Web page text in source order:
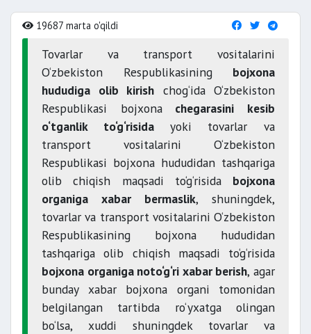
19687 marta o'qildi
Tovarlar va transport vositalarini
O‘zbekiston Respublikasining bojxona
hududiga olib kirish chog‘ida O‘zbekiston
Respublikasi bojxonachegarasini kesib
o‘tganlik to‘g‘risida yoki tovarlar va
transport vositalarini O‘zbekiston
Respublikasi bojxona hududidan tashqariga
olib chiqish maqsadi to‘g‘risida bojxona
organiga xabar bermaslik, shuningdek,
tovarlar va transport vositalarini O‘zbekiston
Respublikasining bojxona hududidan
tashqariga olib chiqish maqsadi to‘g‘risida
bojxona organiga noto‘g‘ri xabar berish, agar
bunday xabar bojxona organi tomonidan
belgilangan tartibda ro‘yxatga olingan
bo‘lsa, xuddi shuningdek tovarlar va